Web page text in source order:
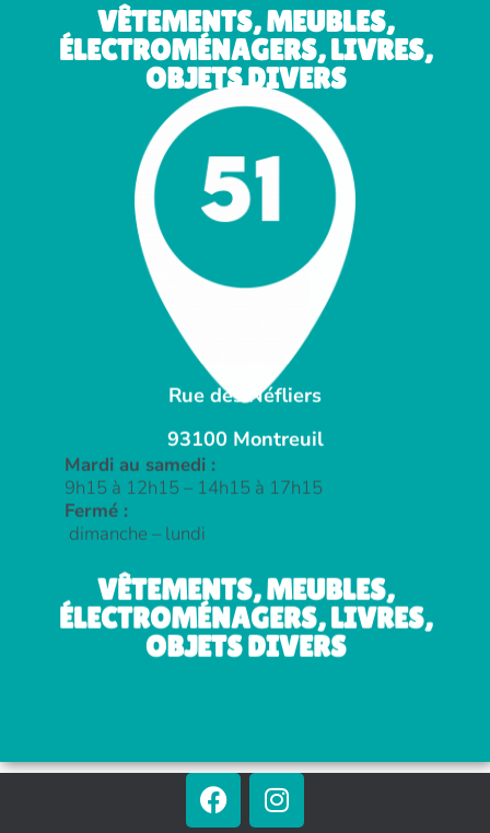
VÊTEMENTS, MEUBLES,
ÉLECTROMÉNAGERS, LIVRES,
OBJETS DIVERS
Rue des Néfliers
93100 Montreuil
Mardi au samedi :
9h15 à 12h15 – 14h15 à 17h15
Fermé :
dimanche – lundi
VÊTEMENTS, MEUBLES,
ÉLECTROMÉNAGERS, LIVRES,
OBJETS DIVERS